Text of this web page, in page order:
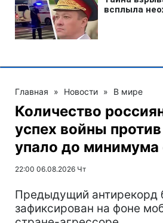
Главная » Новости » В мире
Количество
успех войны
упало до минимума
22:00 06.08.2026 Чт
Предыдущий антирекорд
зафиксирован на фоне